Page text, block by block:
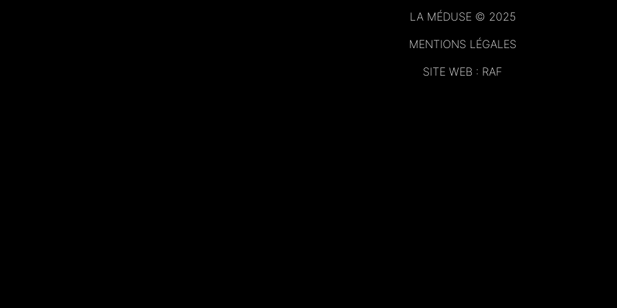
LA MÉDUSE © 2025
MENTIONS LÉGALES
SITE WEB : RAF